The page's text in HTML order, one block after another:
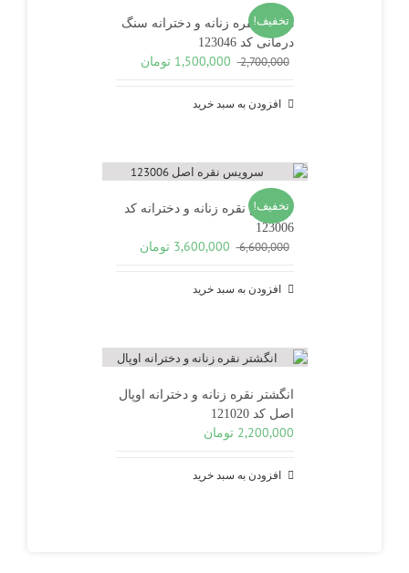
تخفیف!
دستبند نقره زنانه و دخترانه سنگ
درمانی کد 123046
2,700,000
قیمت
بود.
1,500,000 تومان
افزودن به سبد خرید
تخفیف!
سرویس نقره زنانه و دخترانه کد
123006
6,600,000
قیمت
بود.
3,600,000 تومان
افزودن به سبد خرید
انگشتر نقره زنانه و دخترانه اوپال
اصل کد 121020
2,200,000 تومان
افزودن به سبد خرید